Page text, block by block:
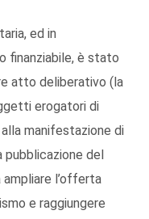
ed in
finanziabile, è stato
atto deliberativo (la
erogatori di
manifestazione di
del
ampliare l’offerta
e raggiungere